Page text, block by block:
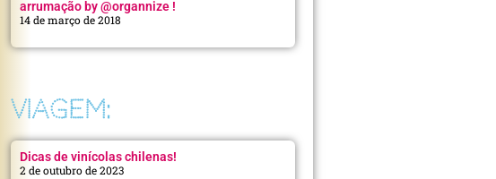
arrumação by @organnize !
14 de março de 2018
VIAGEM:
Dicas de vinícolas chilenas!
2 de outubro de 2023